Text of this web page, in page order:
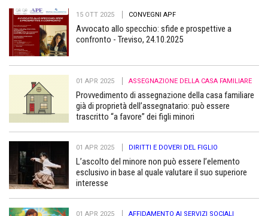
15 OTT 2025 CONVEGNI APF
Avvocato allo specchio: sfide e prospettive a
confronto - Treviso, 24.10.2025
01 APR 2025 ASSEGNAZIONE DELLA CASA FAMILIARE
Provvedimento di assegnazione della casa familiare
già di proprietà dell’assegnatario: può essere
trascritto “a favore” dei figli minori
01 APR 2025 DIRITTI E DOVERI DEL FIGLIO
L’ascolto del minore non può essere l’elemento
esclusivo in base al quale valutare il suo superiore
interesse
01 APR 2025 AFFIDAMENTO AI SERVIZI SOCIALI